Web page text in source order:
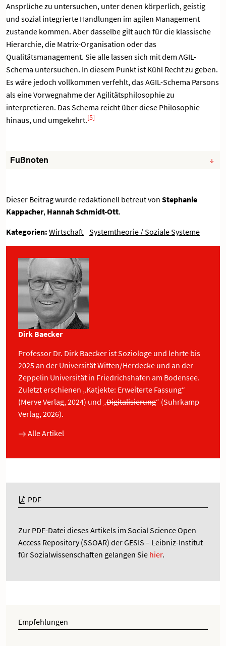
Ansprüche zu untersuchen, unter denen körperlich, geistig
und sozial integrierte Handlungen im agilen Management
zustande kommen. Aber dasselbe gilt auch für die klassische
Hierarchie, die Matrix-Organisation oder das
Qualitätsmanagement. Sie alle lassen sich mit dem AGIL-
Schema untersuchen. In diesem Punkt ist Kühl Recht zu geben.
Es wäre jedoch vollkommen verfehlt, das AGIL-Schema Parsons
als eine Vorwegnahme der Agilitätsphilosophie zu
interpretieren. Das Schema reicht über diese Philosophie
hinaus, und umgekehrt.[5]
Fußnoten
Dieser Beitrag wurde redaktionell betreut von Stephanie
Kappacher, Hannah Schmidt-Ott.
Kategorien: Wirtschaft Systemtheorie / Soziale Systeme
Dirk Baecker
Professor Dr. Dirk Baecker ist Soziologe und lehrte bis
2025 an der Universität Witten/Herdecke und an der
Zeppelin Universität in Friedrichshafen am Bodensee.
Zuletzt erschienen „Katjekte: Erweiterte Fassung“
(Merve Verlag, 2024) und „Digitalisierung“ (Suhrkamp
Verlag, 2026).
Alle Artikel
PDF
Zur PDF-Datei dieses Artikels im Social Science Open
Access Repository (SSOAR) der GESIS – Leibniz-Institut
für Sozialwissenschaften gelangen Sie hier.
Empfehlungen